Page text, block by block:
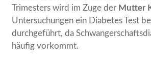
Trimesters wird im Zuge der Mutter
Untersuchungen ein Diabetes Test
durchgeführt, da
häufig vorkommt.